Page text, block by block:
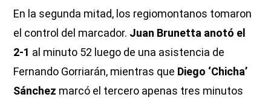
En la segunda mitad, los regiomontanos tomaron
el control del marcador. Juan Brunetta anotó el
2-1 al minuto 52 luego de una asistencia de
Fernando Gorriarán, mientras que Diego ‘Chicha’
Sánchez marcó el tercero apenas tres minutos